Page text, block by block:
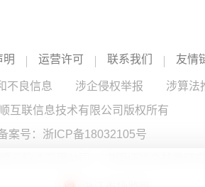
明 运营许可 联系我们 友情
不良信息 涉企侵权举报 涉算法
互联信息技术有限公司版权所有
案号： 浙ICP备18032105号
云软件有限公司 （中国证监会核发证